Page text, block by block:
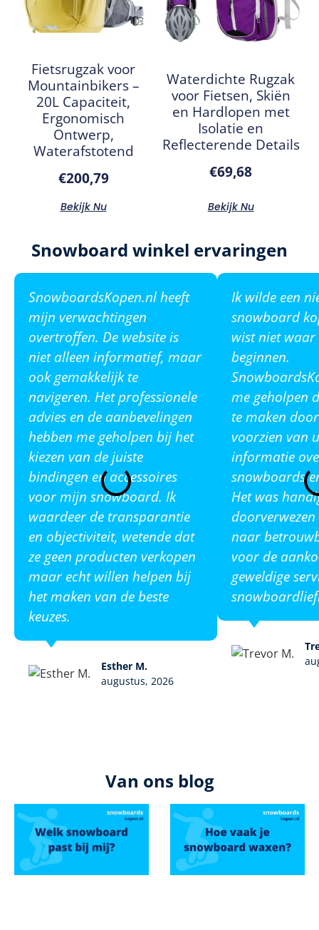
Fietsrugzak voor
Mountainbikers –
20L Capaciteit,
Ergonomisch
Ontwerp,
Waterafstotend
€200,79
Bekijk Nu
Waterdichte Rugzak
voor Fietsen, Skiën
en Hardlopen met
Isolatie en
Reflecterende Details
€69,68
Bekijk Nu
Snowboard winkel ervaringen
SnowboardsKopen.nl heeft
mijn verwachtingen
overtroffen. De website is
niet alleen informatief, maar
ook gemakkelijk te
navigeren. Het professionele
advies en de aanbevelingen
hebben me geholpen bij het
kiezen van de juiste
bindingen en accessoires
voor mijn snowboard. Ik
waardeer de transparantie
en objectiviteit, wetende dat
ze geen producten verkopen
maar echt willen helpen bij
het maken van de beste
keuzes.
Esther M.
augustus, 2026
Ik wilde een
snowboard
wist niet waar
beginnen.
me geholpen
te maken
voorzien van
informatie
snowboards
Het was
naar
voor de
geweldige
Van ons blog